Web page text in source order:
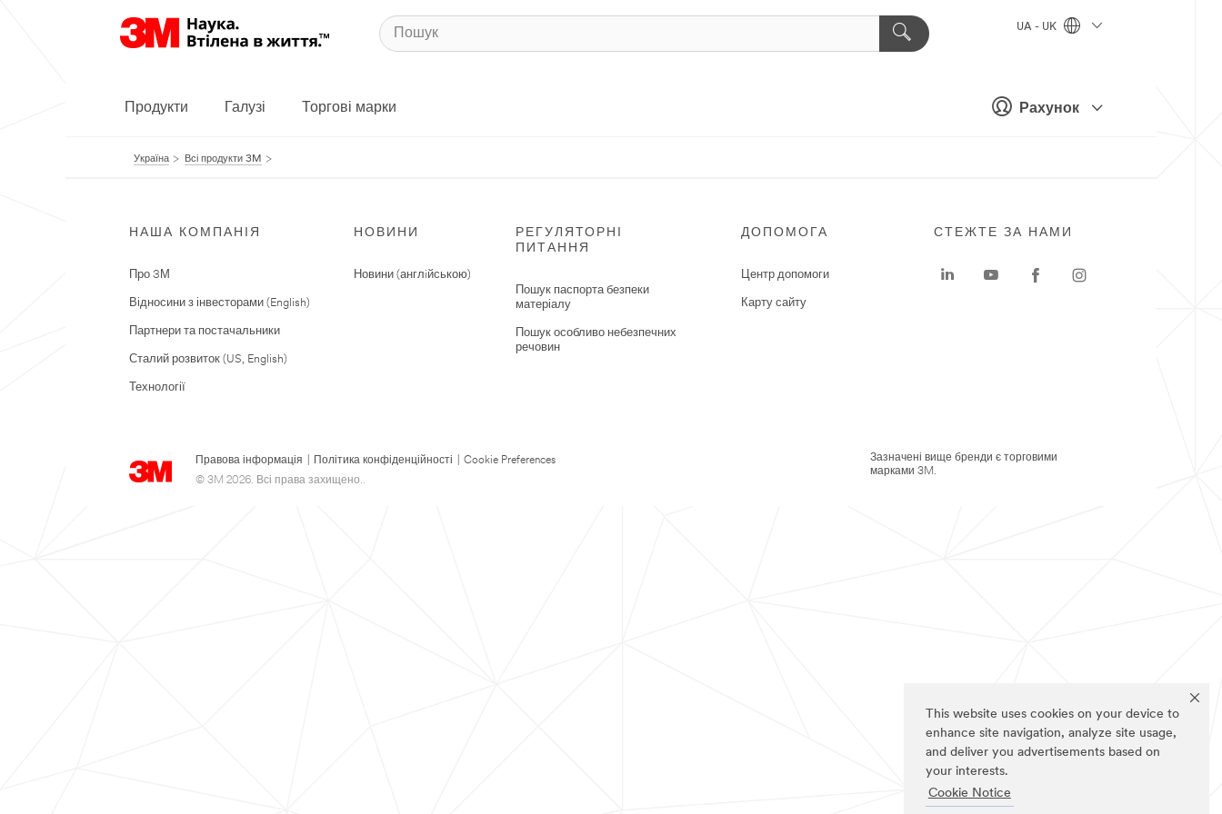
This website uses cookies on your device to
enhance site navigation, analyze site usage,
and deliver you advertisements based on
your interests.
Cookie Notice
Рахунок
UA - UK
Продукти Галузі Торгові марки
Україна Всі продукти 3M
НАША КОМПАНІЯ
Про 3М
Відносини з інвесторами (English)
Партнери та постачальники
Сталий розвиток (US, English)
Технології
НОВИНИ
Новини (англiйською)
РЕГУЛЯТОРНІ
ПИТАННЯ
Пошук паспорта безпеки
матеріалу
Пошук особливо небезпечних
речовин
ДОПОМОГА
Центр допомоги
Карту сайту
Правова інформація Політика конфіденційності
Cookie Preferences
© 3M 2026. Всі права захищено..
СТЕЖТЕ ЗА НАМИ
Зазначені вище бренди є торговими
марками 3M.